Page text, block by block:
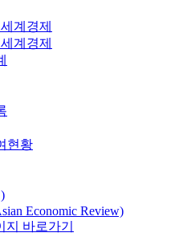
계경제
계경제
현황
Economic Review)
지 바로가기